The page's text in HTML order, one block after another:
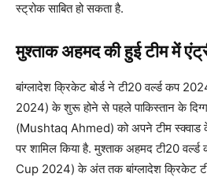
स्ट्रोक साबित हो सकता है.
मुश्ताक अहमद की हुई टीम में
बांग्लादेश क्रिकेट बोर्ड ने टी20 वर्ल्ड कप
2024) के शुरू होने से पहले पाकिस्तान के
(Mushtaq Ahmed) को अपने टीम स्क्वाड
पर शामिल किया है. मुश्ताक अहमद टी20
Cup 2024) के अंत तक बांग्लादेश क्रिकेट